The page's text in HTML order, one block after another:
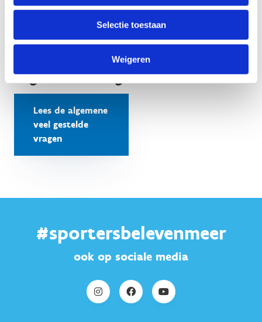
Selectie toestaan
Weigeren
Algemene vragen
Lees de algemene
veel gestelde
vragen
#sportersbelevenmeer
ook op sociale media